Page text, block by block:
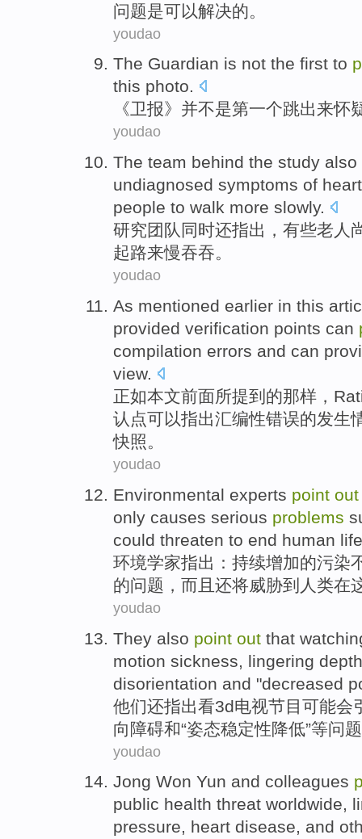
问题是可以解决的。
youdao
The Guardian is not the first to
this photo.
《卫报》 并不是第一个跳出来怀
youdao
The team behind the study also
undiagnosed symptoms of heart
people to walk more slowly.
研究团队 同时还指出 ， 有些老人
起路来慢吞吞。
youdao
As mentioned earlier in this
provided verification points can
compilation errors and can
view.
正如本文前面所提到 的那样，
认 点可以指出汇编性错误的发生
快照。
youdao
Environmental experts point out
only causes serious problems
could threaten to end human life
环境学家指出 ： 持续增加的污染
的问题 ， 而且 还将威胁到 人类在
youdao
They also point out that
motion sickness
lingering depth
disorientation and "decreased
他们还指出看3d电视节目可能会
向障碍和“姿态稳定性降低”等问题
youdao
Jong Won Yun and colleagues
public health threat worldwide,
pressure, heart disease, and